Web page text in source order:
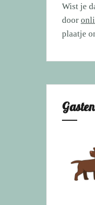
Wist je
door
plaatje